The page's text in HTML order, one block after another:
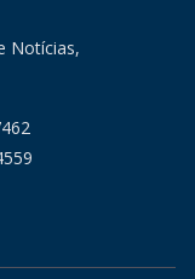
Notícias,